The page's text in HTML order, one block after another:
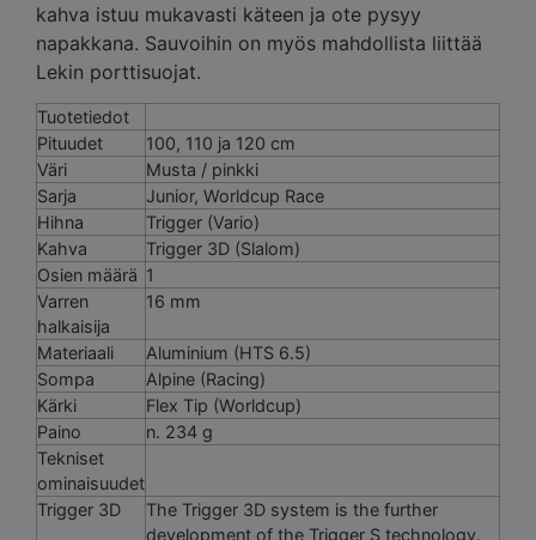
kahva istuu mukavasti käteen ja ote pysyy
napakkana. Sauvoihin on myös mahdollista liittää
Lekin porttisuojat.
Tuotetiedot
Pituudet
100, 110 ja 120 cm
Väri
Musta / pinkki
Sarja
Junior, Worldcup Race
Hihna
Trigger (Vario)
Kahva
Trigger 3D (Slalom)
Osien määrä 1
Varren
halkaisija
16 mm
Materiaali
Aluminium (HTS 6.5)
Sompa
Alpine (Racing)
Kärki
Flex Tip (Worldcup)
Paino
n. 234 g
Tekniset
ominaisuudet
Trigger 3D
The Trigger 3D system is the further
development of the Trigger S technology.